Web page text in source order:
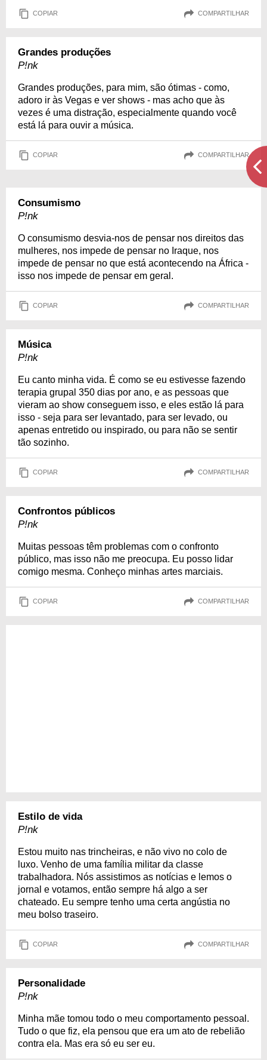
COPIAR COMPARTILHAR
Grandes produções
P!nk
Grandes produções, para mim, são ótimas - como,
adoro ir às Vegas e ver shows - mas acho que às
vezes é uma distração, especialmente quando você
está lá para ouvir a música.
COPIAR COMPARTILHAR
Consumismo
P!nk
O consumismo desvia-nos de pensar nos direitos das
mulheres, nos impede de pensar no Iraque, nos
impede de pensar no que está acontecendo na África -
isso nos impede de pensar em geral.
COPIAR COMPARTILHAR
Música
P!nk
Eu canto minha vida. É como se eu estivesse fazendo
terapia grupal 350 dias por ano, e as pessoas que
vieram ao show conseguem isso, e eles estão lá para
isso - seja para ser levantado, para ser levado, ou
apenas entretido ou inspirado, ou para não se sentir
tão sozinho.
COPIAR COMPARTILHAR
Confrontos públicos
P!nk
Muitas pessoas têm problemas com o confronto
público, mas isso não me preocupa. Eu posso lidar
comigo mesma. Conheço minhas artes marciais.
COPIAR COMPARTILHAR
Estilo de vida
P!nk
Estou muito nas trincheiras, e não vivo no colo de
luxo. Venho de uma família militar da classe
trabalhadora. Nós assistimos as notícias e lemos o
jornal e votamos, então sempre há algo a ser
chateado. Eu sempre tenho uma certa angústia no
meu bolso traseiro.
COPIAR COMPARTILHAR
Personalidade
P!nk
Minha mãe tomou todo o meu comportamento pessoal.
Tudo o que fiz, ela pensou que era um ato de rebelião
contra ela. Mas era só eu ser eu.